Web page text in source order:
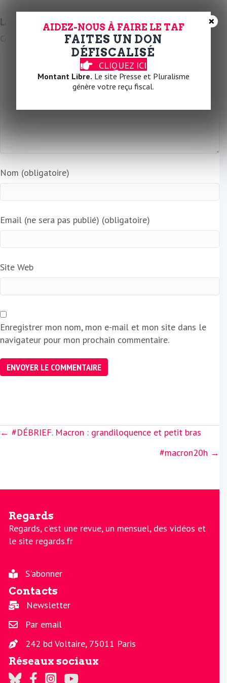
Laissez un commentaire
Commentaire
Nom (obligatoire)
Email (ne sera pas publié) (obligatoire)
Site Web
Enregistrer mon nom, mon e-mail et mon site dans le
navigateur pour mon prochain commentaire.
Posts
← #DÉBRIEF. Macron : grandiloquence et petit bras
#macron20h →
Regards
Regards, c'est une revue, un mensuel, des vidéos et
le site regards.fr
S'abonner
Contacts
Newsletter
Par email
242 bd Voltaire, 75011 Paris
Réseaux sociaux
Regards sur Twitter
Regards sur Facebook
Regards sur Instagram
La chaine Regards sur Youtube
AIDEZ-NOUS À FAIRE LE TAF
FAITES UN DON
DÉFISCALISÉ
CLIQUEZ ICI
Montant Libre. Le site Presse et Pluralisme
génère votre reçu fiscal.
×